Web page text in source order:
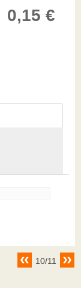
0,15 €
10/11